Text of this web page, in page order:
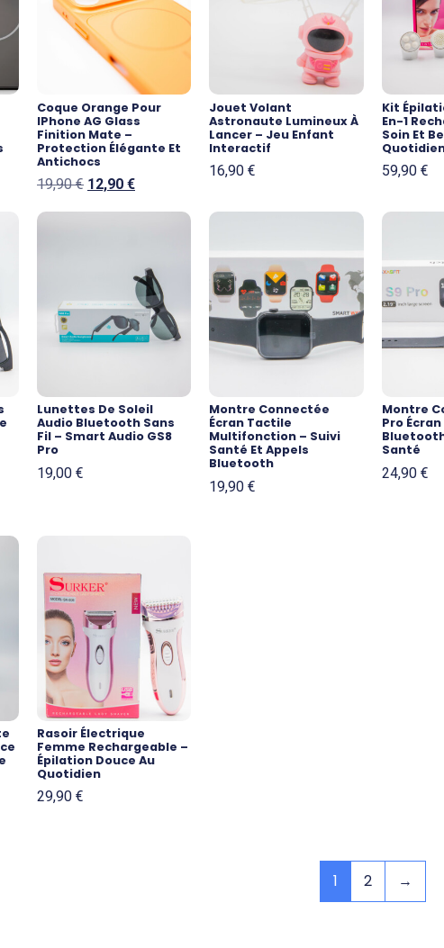
Coque Orange Pour
IPhone AG Glass
Finition Mate –
Protection Élégante Et
Antichocs
19,90€ 12,90 €
Jouet Volant
Astronaute Lumineux À
Lancer – Jeu Enfant
Interactif
16,90€
Kit
En-1
Soin Et
59,90 €
Lunettes De Soleil
Audio Bluetooth Sans
Fil – Smart Audio GS8
Pro
19,00 €
Montre Connectée
Écran Tactile
Multifonction – Suivi
Santé Et Appels
Bluetooth
19,90€
Montre
Pro
Santé
24,90 €
Rasoir Électrique
Femme Rechargeable –
Épilation Douce Au
Quotidien
29,90 €
1 2 →